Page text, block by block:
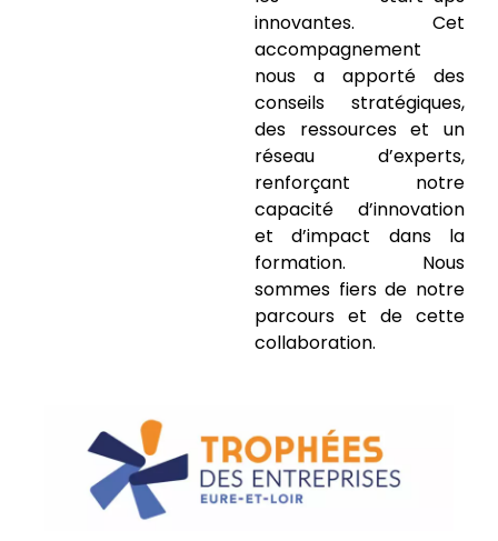
innovantes. Cet
accompagnement
nous a apporté des
conseils stratégiques,
des ressources et un
réseau d’experts,
renforçant notre
capacité d’innovation
et d’impact dans la
formation. Nous
sommes fiers de notre
parcours et de cette
collaboration.